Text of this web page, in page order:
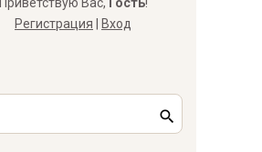
Регистрация
Вход